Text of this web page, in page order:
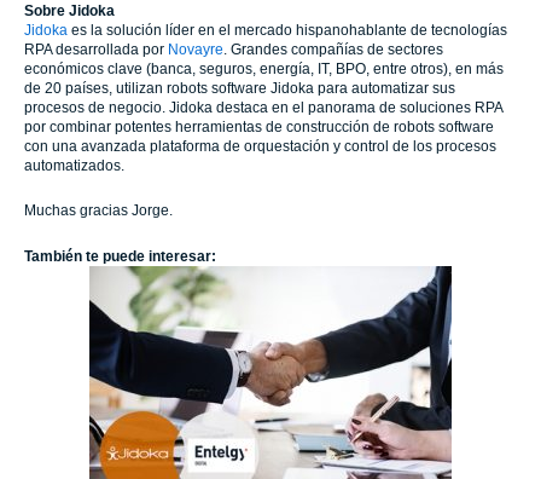
Sobre Jidoka
Jidoka es la solución líder en el mercado hispanohablante de tecnologías
RPA desarrollada por Novayre . Grandes compañías de sectores
económicos clave (banca, seguros, energía, IT, BPO, entre otros), en más
de 20 países, utilizan robots software Jidoka para automatizar sus
procesos de negocio. Jidoka destaca en el panorama de soluciones RPA
por combinar potentes herramientas de construcción de robots software
con una avanzada plataforma de orquestación y control de los procesos
automatizados.
Muchas gracias Jorge.
También te puede interesar: